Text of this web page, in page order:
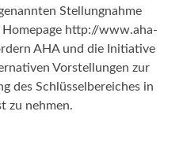
Stellungnahme
http://www.aha-
AHA und die Initiative
Vorstellungen zur
des Schlüsselbereiches in
zu nehmen.